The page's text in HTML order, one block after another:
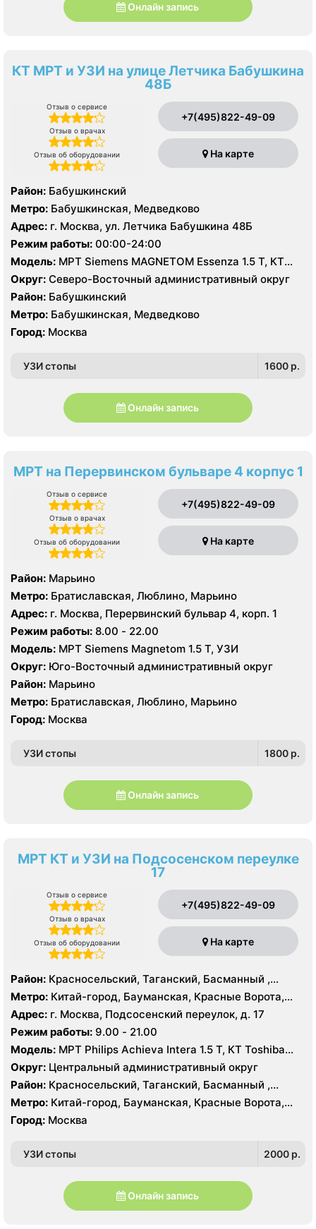
Онлайн запись
КТ МРТ и УЗИ на улице Летчика Бабушкина
48Б
Отзыв о сервисе
Отзыв о врачах
Отзыв об оборудовании
+7(495)822-49-09
На карте
Район: Бабушкинский
Метро: Бабушкинская, Медведково
Адрес: г. Москва, ул. Летчика Бабушкина 48Б
Режим работы: 00:00-24:00
Модель: МРТ Siemens MAGNETOM Essenza 1.5 Т, КТ
Siemens Perspective 128 срезов, УЗИ
Округ: Северо-Восточный административный округ
Район: Бабушкинский
Метро: Бабушкинская, Медведково
Город: Москва
УЗИ стопы 1600 p.
Онлайн запись
МРТ на Перервинском бульваре 4 корпус 1
Отзыв о сервисе
Отзыв о врачах
Отзыв об оборудовании
+7(495)822-49-09
На карте
Район: Марьино
Метро: Братиславская, Люблино, Марьино
Адрес: г. Москва, Перервинский бульвар 4, корп. 1
Режим работы: 8.00 - 22.00
Модель: МРТ Siemens Magnetom 1.5 Т, УЗИ
Округ: Юго-Восточный административный округ
Район: Марьино
Метро: Братиславская, Люблино, Марьино
Город: Москва
УЗИ стопы 1800 p.
Онлайн запись
МРТ КТ и УЗИ на Подсосенском переулке
17
Отзыв о сервисе
Отзыв о врачах
Отзыв об оборудовании
+7(495)822-49-09
На карте
Район: Красносельский, Таганский, Басманный ,
Тверской
Метро: Китай-город, Бауманская, Красные Ворота,
Кузнецкий мост, Курская, Лубянка, Площадь Ильича,
Сретенский бульвар, Таганская, Чкаловская
Адрес: г. Москва, Подсосенский переулок, д. 17
Режим работы: 9.00 - 21.00
Модель: МРТ Philips Achieva Intera 1.5 T, КТ Toshiba
Aquilion CXL 128 срезов, УЗИ
Округ: Центральный административный округ
Район: Красносельский, Таганский, Басманный ,
Тверской
Метро: Китай-город, Бауманская, Красные Ворота,
Кузнецкий мост, Курская, Лубянка, Площадь Ильича,
Сретенский бульвар, Таганская, Чкаловская
Город: Москва
УЗИ стопы 2000 p.
Онлайн запись